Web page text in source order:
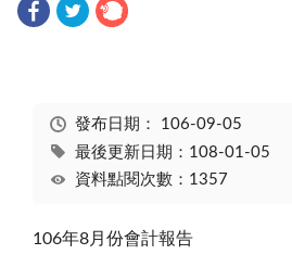
發布日期： 106-09-05
最後更新日期：108-01-05
資料點閱次數：1357
106年8月份會計報告